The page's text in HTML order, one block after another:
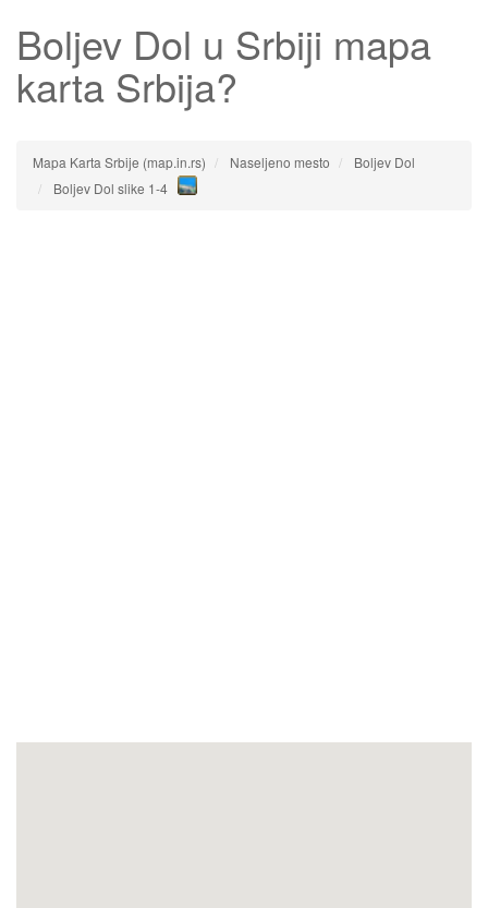
Boljev Dol u Srbiji mapa
karta Srbija?
Mapa Karta Srbije (map.in.rs) Naseljeno mesto
Boljev Dol
Boljev Dol slike 1-4